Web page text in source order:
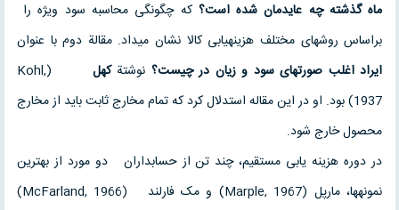
ماه گذشته چه عایدمان شده است؟ که چگونگی محاسبه سود ویژه را
براساس روشهای مختلف هزینه‏یابی کالا نشان می‏داد. مقالة دوم با عنوان
ایراد اغلب صورتهای سود و زیان در چیست؟ نوشتةکهل
(Kohl,
1937) بود. او در این مقاله استدلال کرد که تمام مخارج ثابت باید از مخارج
محصول خارج شود.
در دوره هزینه ‏یابی مستقیم، چند تن از حسابداران دو مورد از بهترین
نمونه‏ها، مارپل (Marple, 1967) و مک فارلند (McFarland, 1966)